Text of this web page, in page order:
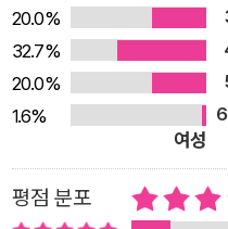
인물 들은 폭력의 문제를
무책임한 호기심을 갖고
될 수 있음을, 나아가 사랑
섭하고 영향력을 끼치려는
적인 계기가 될 수 있음을
이면인 것이다. 그럼에도
볕에 널고 싶다”고 말한다.
20.0%
32.7%
20.0%
1.6%
여성
평점 분포